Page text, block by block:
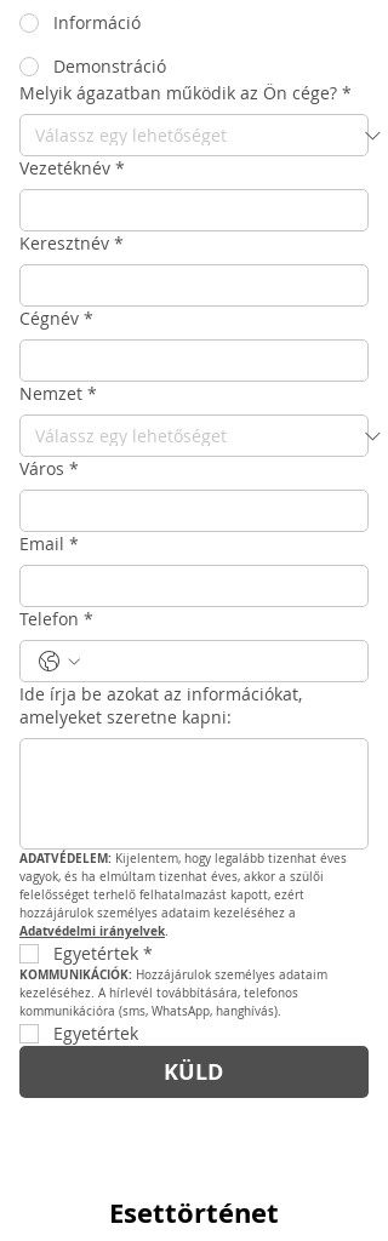
Információ
Demonstráció
Melyik ágazatban működik az Ön cége? *
Vezetéknév *
Keresztnév *
Cégnév *
Nemzet *
Város *
Email *
Telefon *
Ide írja be azokat az információkat,
amelyeket szeretne kapni:
ADATVÉDELEM: Kijelentem, hogy legalább tizenhat éves
vagyok, és ha elmúltam tizenhat éves, akkor a szülői
felelősséget terhelő felhatalmazást kapott, ezért
Adatvédelmi irányelvek.
Egyetértek *
KOMMUNIKÁCIÓK: Hozzájárulok személyes adataim
kezeléséhez. A hírlevél továbbítására, telefonos
kommunikációra (sms, WhatsApp, hanghívás).
Egyetértek
KÜLD
Esettörténet